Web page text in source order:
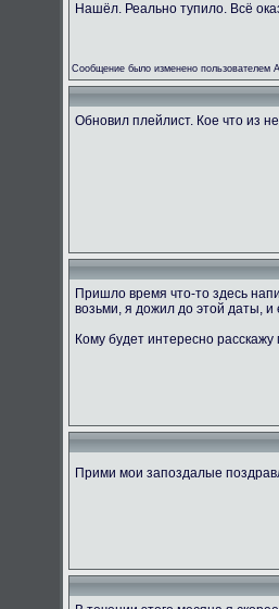
Нашёл. Реально тупило. Всё
Сообщение было изменено пользователем
Обновил плейлист. Кое что из
Пришло время что-то здесь
возьми, я дожил до этой даты,
Кому будет интересно
Прими мои запоздалые